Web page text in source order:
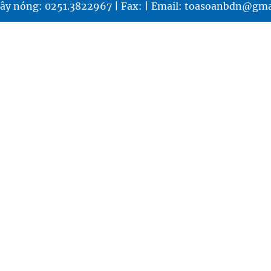
nóng: 0251.3822967 | Fax: | Email: